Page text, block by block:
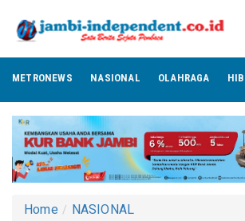
METRONEWS NASIONAL OLAHRAGA
Home NASIONAL